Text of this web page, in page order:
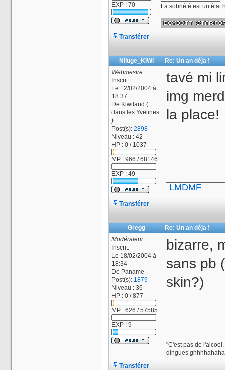
EXP : 70
La sobriété est un état
Transférer
Niluge_KiWi
Re: Un an déja !
Webmestre
Inscrit:
Le 12/02/2004 à
18:37
De Kiwiland (
dans les Yvelines
)
Post(s): 2898
Niveau : 42
HP : 0 / 1037
MP : 966 / 68146
EXP : 49
tavé mi
img
la place!
LMDMF
Transférer
Gregg
Re: Un an déja !
Modérateur
Inscrit:
Le 18/02/2004 à
18:34
De Paname
Post(s): 1879
Niveau : 36
HP : 0 / 877
MP : 626 / 57585
EXP : 9
bizarre,
sans pb
skin?)
"C'est pas de
dingues
Transférer